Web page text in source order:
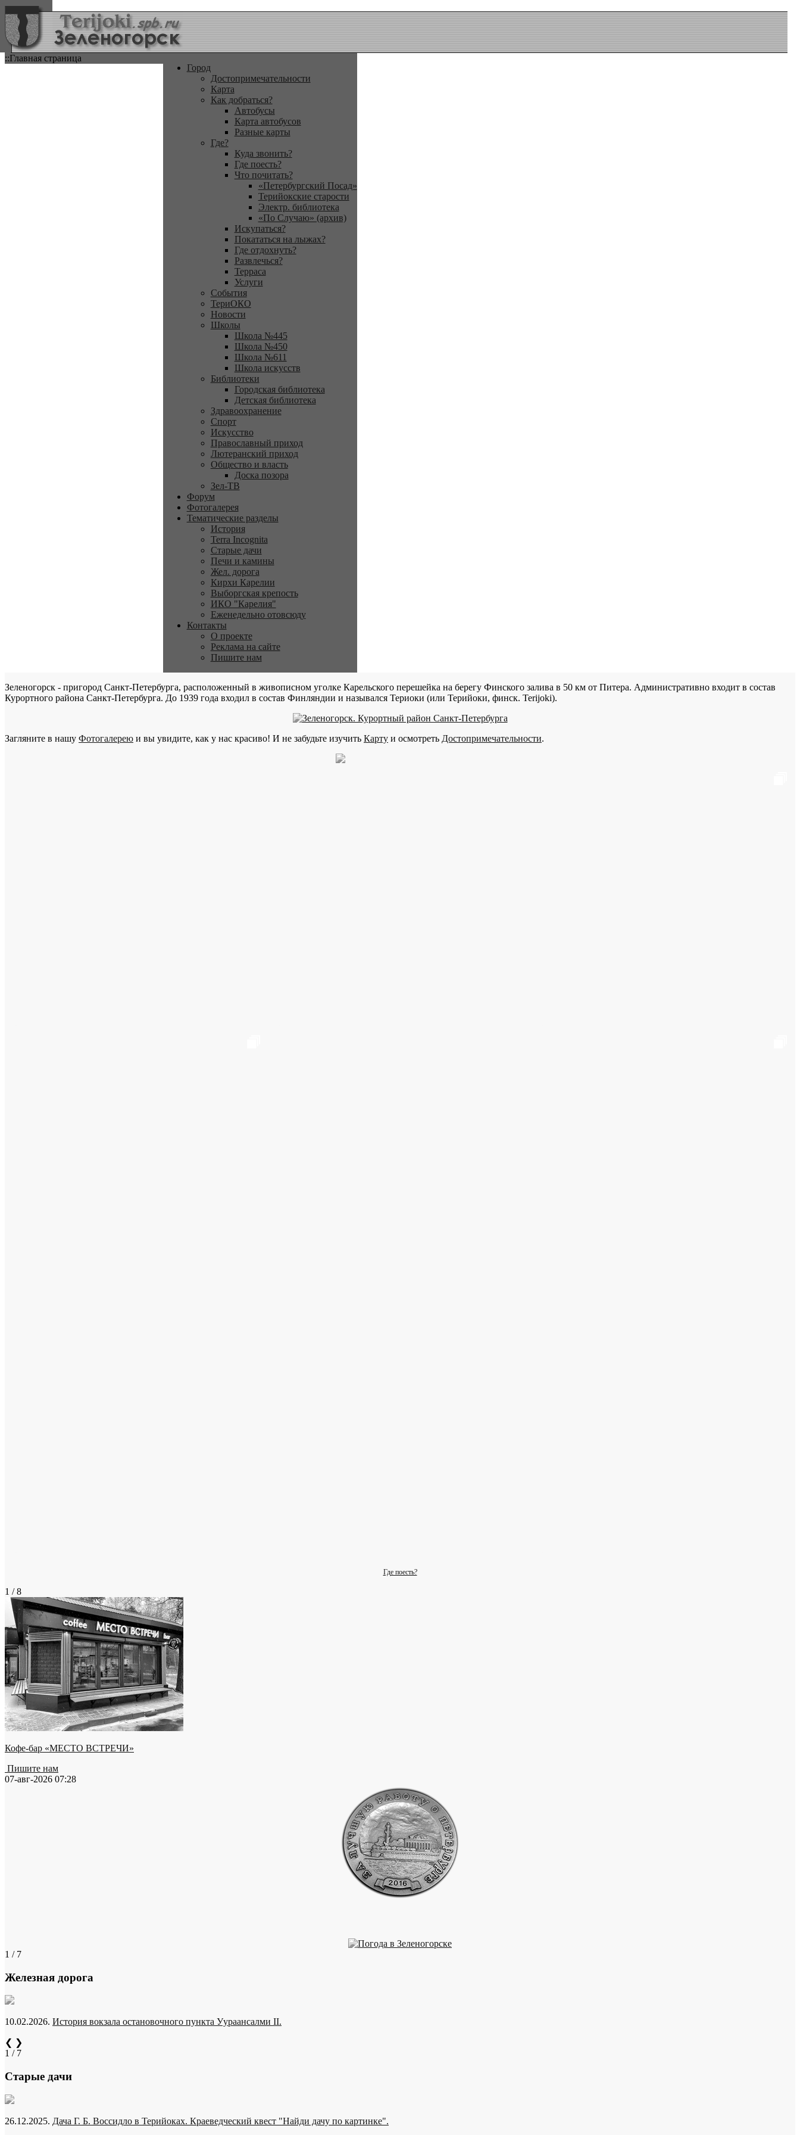
::Главная страница
Город
Достопримечательности
Карта
Как добраться?
Автобусы
Карта автобусов
Разные карты
Где?
Куда звонить?
Где поесть?
Что почитать?
«Петербургский Посад»
Терийокские старости
Электр. библиотека
«По Случаю» (архив)
Искупаться?
Покататься на лыжах?
Где отдохнуть?
Развлечься?
Терраса
Услуги
События
ТериОКО
Новости
Школы
Школа №445
Школа №450
Школа №611
Школа искусств
Библиотеки
Городская библиотека
Детская библиотека
Здравоохранение
Спорт
Искусство
Православный приход
Лютеранский приход
Общество и власть
Доска позора
Зел-ТВ
Форум
Фотогалерея
Тематические разделы
История
Terra Incognita
Старые дачи
Печи и камины
Жел. дорога
Кирхи Карелии
Выборгская крепость
ИКО "Карелия"
Еженедельно отовсюду
Контакты
О проекте
Реклама на сайте
Пишите нам
Зеленогорск - пригород Санкт-Петербурга, расположенный в живописном уголке Карельского перешейка на берегу Финского залива в 50 км от Питера. Административно входит в состав
Курортного района Санкт-Петербурга. До 1939 года входил в состав Финляндии и назывался Териоки (или Терийоки, финск. Terijoki).
Загляните в нашу Фотогалерею и вы увидите, как у нас красиво! И не забудьте изучить Карту и осмотреть Достопримечательности.
Где поесть?
1 / 8
Кофе-бар «МЕСТО ВСТРЕЧИ»
Пишите нам
07-авг-2026 07:28
1 / 7
Железная дорога
10.02.2026. История вокзала остановочного пункта Уураансалми II.
❮ ❯
1 / 7
Старые дачи
26.12.2025. Дача Г. Б. Воссидло в Терийоках. Краеведческий квест "Найди дачу по картинке".